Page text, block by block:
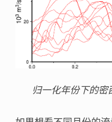
归一化年份下的密